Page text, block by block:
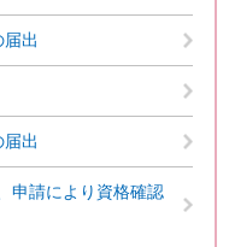
出
出
申請により資格確認